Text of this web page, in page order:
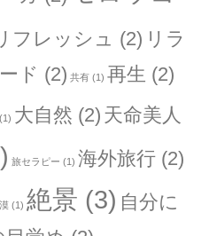
フレッシュ (2) リラ
ド (2) 共有 (1) 再生 (2)
(1) 大自然 (2) 天命美人
旅セラピー (1) 海外旅行 (2)
(1) 絶景 (3) 自分に